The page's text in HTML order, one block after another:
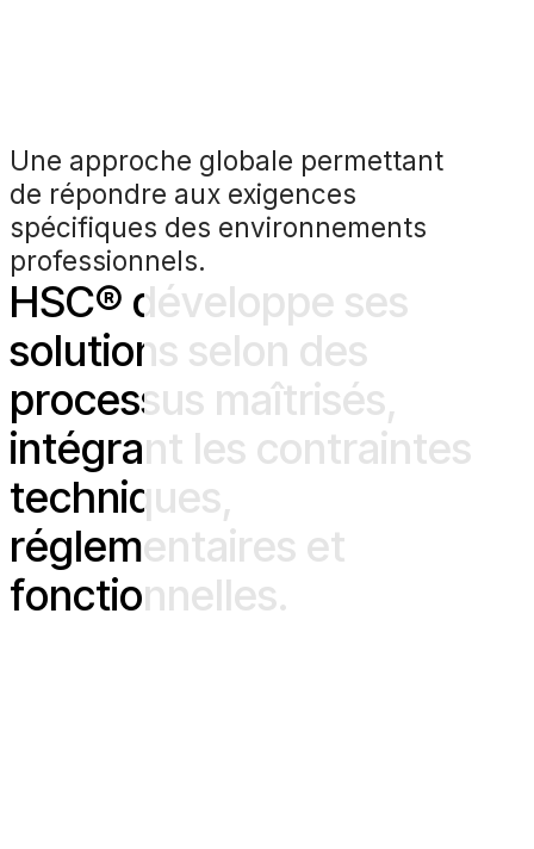
Une approche globale permettant
de répondre aux exigences
spécifiques des environnements
professionnels.
HSC® développe ses
solutions selon des
processus maîtrisés,
intégrant les contraintes
techniques,
réglementaires et
fonctionnelles.